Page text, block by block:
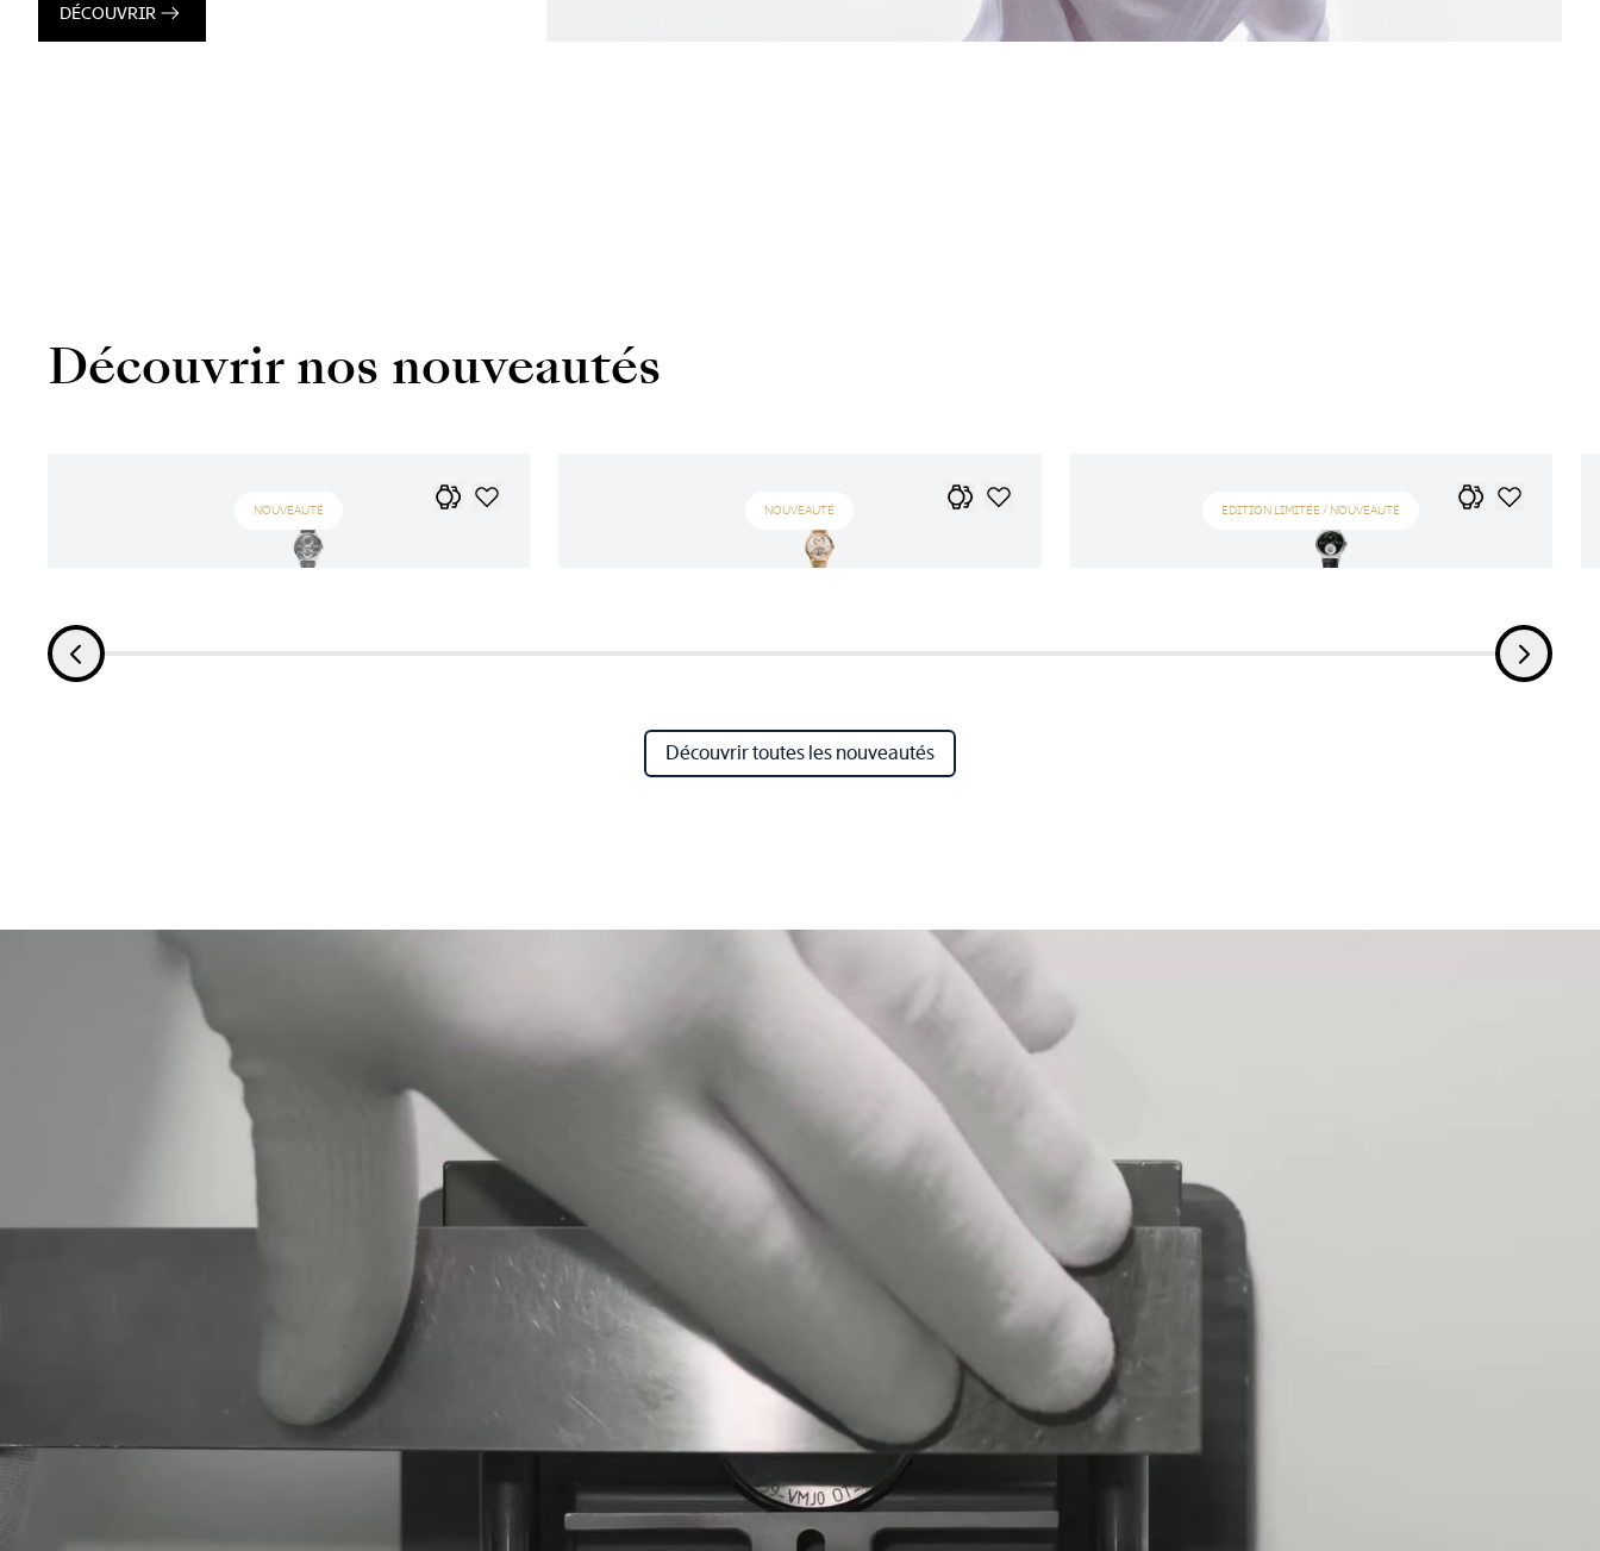
DÉCOUVRIR
Découvrir nos nouveautés
NOUVEAUTÉ NOUVEAUTÉ EDITION LIMITÉE / NOUVEAUTÉ
Découvrir toutes les nouveautés